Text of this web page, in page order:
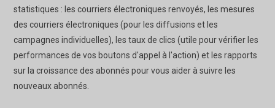
statistiques : les courriers électroniques renvoyés, les mesures
des courriers électroniques (pour les diffusions et les
campagnes individuelles), les taux de clics (utile pour vérifier les
performances de vos boutons d'appel à l'action) et les rapports
sur la croissance des abonnés pour vous aider à suivre les
nouveaux abonnés.